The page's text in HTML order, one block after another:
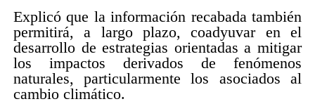
Explicó que la información recabada también
permitirá, a largo plazo, coadyuvar en el
desarrollo de estrategias orientadas a mitigar
los impactos derivados de fenómenos
naturales, particularmente los asociados al
cambio climático.